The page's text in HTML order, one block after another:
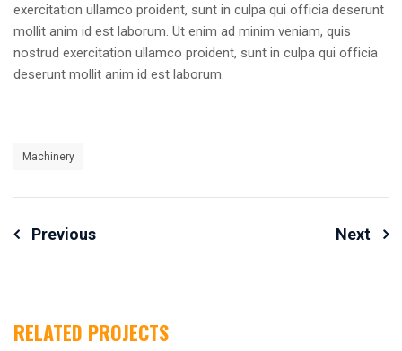
exercitation ullamco proident, sunt in culpa qui officia deserunt
mollit anim id est laborum. Ut enim ad minim veniam, quis
nostrud exercitation ullamco proident, sunt in culpa qui officia
deserunt mollit anim id est laborum.
Machinery
YazıPrevious Next
RELATED PROJECTS